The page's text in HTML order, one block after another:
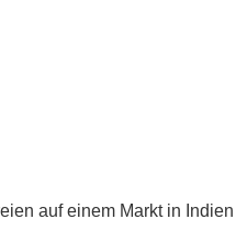
auf einem Markt in Indien